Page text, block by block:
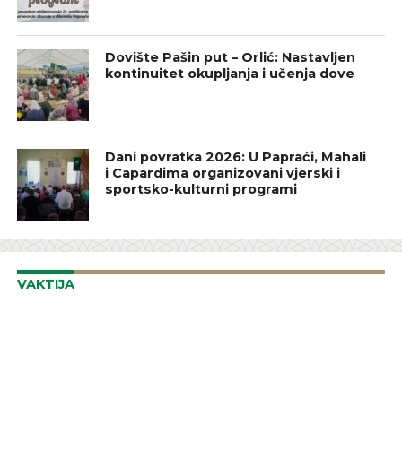
Dovište Pašin put – Orlić: Nastavljen
kontinuitet okupljanja i učenja dove
Dani povratka 2026: U Papraći, Mahali
i Capardima organizovani vjerski i
sportsko-kulturni programi
VAKTIJA